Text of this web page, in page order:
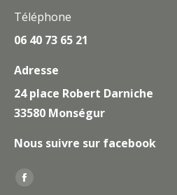
Téléphone
06 40 73 65 21
Adresse
24 place Robert Darniche
33580 Monségur
Nous suivre sur facebook
Trouvez nous sur :
La